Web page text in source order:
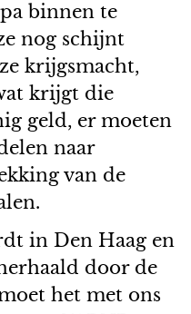
binnen te
nog schijnt
krijgsmacht,
krijgt die
geld, er moeten
naar
van de
in Den Haag en
door de
het met ons